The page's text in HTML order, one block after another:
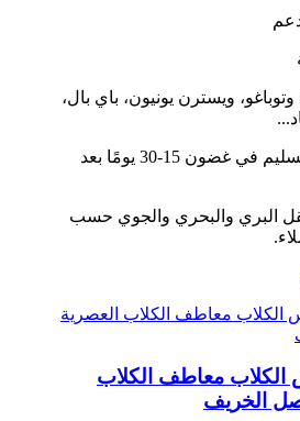
وتوباغو، ويسترن يونيون، باي بال،
يتم التسليم في غضون 15-30 يومًا بعد
البري والبحري والجوي حسب
الكلاب معاطف الكلاب
الخريف